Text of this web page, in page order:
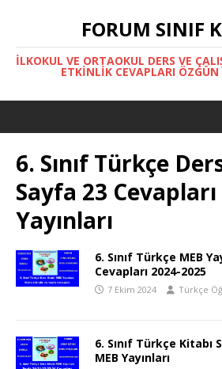
FORUM SINIF
İLKOKUL VE ORTAOKUL DERS VE
ETKINLIK CEVAPLARI ÖZGÜN
6. Sınıf Türkçe
Sayfa 23 Cevapları
Yayınları
6. Sınıf Türkçe MEB
Cevapları 2024-2025
7 Ekim 2024 Türkçe
6. Sınıf Türkçe Kitabı
MEB Yayınları